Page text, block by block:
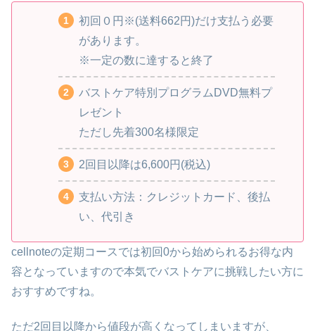
初回０円※(送料662円)だけ支払う必要
があります。
※一定の数に達すると終了
バストケア特別プログラムDVD無料プ
レゼント
ただし先着300名様限定
2回目以降は6,600円(税込)
支払い方法：クレジットカード、後払
い、代引き
cellnoteの定期コースでは初回0から始められるお得な内
容となっていますので本気でバストケアに挑戦したい方に
おすすめですね。
ただ2回目以降から値段が高くなってしまいますが、